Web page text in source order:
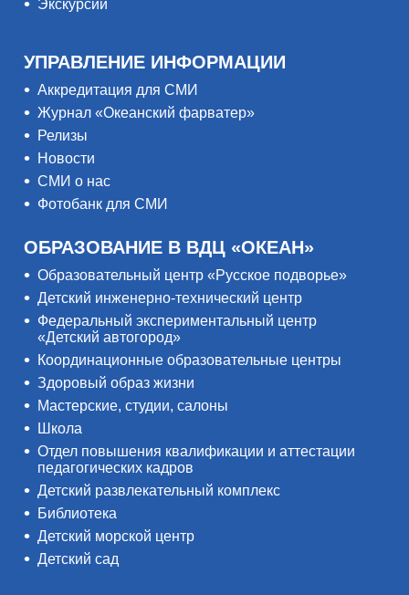
Экскурсии
УПРАВЛЕНИЕ ИНФОРМАЦИИ
Аккредитация для СМИ
Журнал «Океанский фарватер»
Релизы
Новости
СМИ о нас
Фотобанк для СМИ
ОБРАЗОВАНИЕ В ВДЦ «ОКЕАН»
Образовательный центр «Русское подворье»
Детский инженерно-технический центр
Федеральный экспериментальный центр
«Детский автогород»
Координационные образовательные центры
Здоровый образ жизни
Мастерские, студии, салоны
Школа
Отдел повышения квалификации и аттестации
педагогических кадров
Детский развлекательный комплекс
Библиотека
Детский морской центр
Детский сад